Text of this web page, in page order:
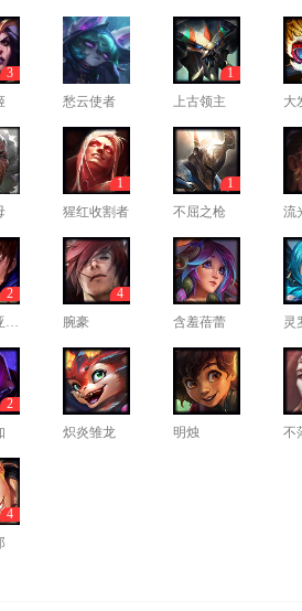
3
愁云使者
上古领主
1
大
猩红收割者
1
不屈之枪
1
流
德玛西亚之力
2
腕豪
4
含羞蓓蕾
灵
2
炽炎雏龙
明烛 不
4